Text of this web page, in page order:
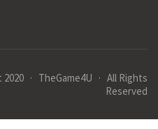
· TheGame4U · All Rights
Reserved